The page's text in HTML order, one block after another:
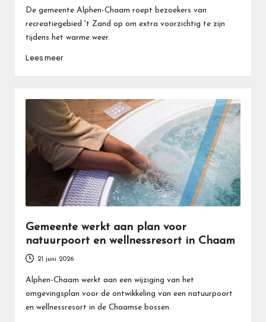
De gemeente Alphen-Chaam roept bezoekers van
recreatiegebied 't Zand op om extra voorzichtig te zijn
tijdens het warme weer.
Lees meer
Gemeente werkt aan plan voor
natuurpoort en wellnessresort in Chaam
21 juni 2026
Alphen-Chaam werkt aan een wijziging van het
omgevingsplan voor de ontwikkeling van een natuurpoort
en wellnessresort in de Chaamse bossen.